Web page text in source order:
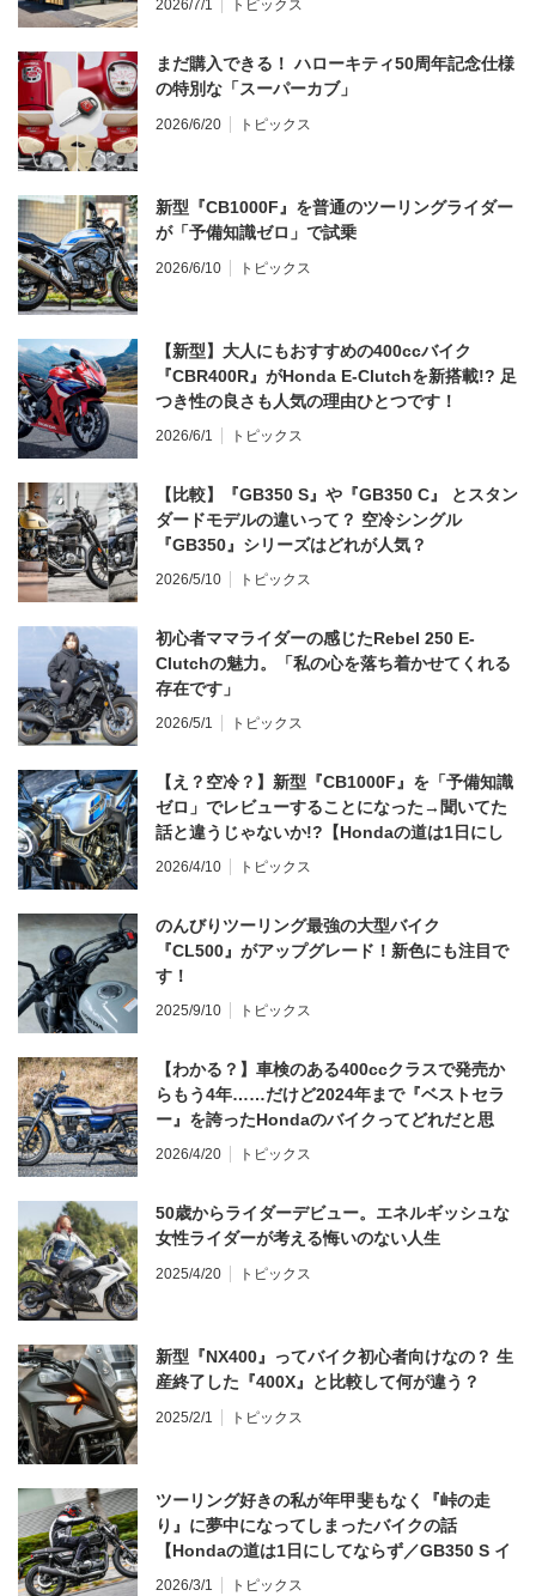
2026/7/1 トピックス
まだ購入できる！ ハローキティ50周年記念仕様
の特別な「スーパーカブ」
2026/6/20 トピックス
新型『CB1000F』を普通のツーリングライダー
が「予備知識ゼロ」で試乗
2026/6/10 トピックス
【新型】大人にもおすすめの400ccバイク
『CBR400R』がHonda E-Clutchを新搭載!? 足
つき性の良さも人気の理由ひとつです！
2026/6/1 トピックス
【比較】『GB350 S』や『GB350 C』 とスタン
ダードモデルの違いって？ 空冷シングル
『GB350』シリーズはどれが人気？
2026/5/10 トピックス
初心者ママライダーの感じたRebel 250 E-
Clutchの魅力。「私の心を落ち着かせてくれる
存在です」
2026/5/1 トピックス
【え？空冷？】新型『CB1000F』を「予備知識
ゼロ」でレビューすることになった→聞いてた
話と違うじゃないか!?【Hondaの道は1日にし
てならず／CB1000F ①第一印象 編】
2026/4/10 トピックス
のんびりツーリング最強の大型バイク
『CL500』がアップグレード！新色にも注目で
す！
2025/9/10 トピックス
【わかる？】車検のある400ccクラスで発売か
らもう4年……だけど2024年まで『ベストセラ
ー』を誇ったHondaのバイクってどれだと思
う？
2026/4/20 トピックス
50歳からライダーデビュー。エネルギッシュな
女性ライダーが考える悔いのない人生
2025/4/20 トピックス
新型『NX400』ってバイク初心者向けなの？ 生
産終了した『400X』と比較して何が違う？
2025/2/1 トピックス
ツーリング好きの私が年甲斐もなく『峠の走
り』に夢中になってしまったバイクの話
【Hondaの道は1日にしてならず／GB350 S イ
ンプレ・レビュー 前編】
2026/3/1 トピックス